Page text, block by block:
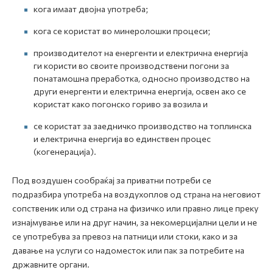
кога имаат двојна употреба;
кога се користат во минеролошки процеси;
производителот на енергенти и електрична енергија
ги користи во своите производствени погони за
понатамошна преработка, односно производство на
други енергенти и електрична енергија, освен ако се
користат како погонско гориво за возила и
се користат за заедничко производство на топлинска
и електрична енергија во единствен процес
(когенерација).
Под воздушен сообраќај за приватни потреби се
подразбира употреба на воздухоплов од страна на неговиот
сопственик или од страна на физичко или правно лице преку
изнајмување или на друг начин, за некомерцијални цели и не
се употребува за превоз на патници или стоки, како и за
давање на услуги со надоместок или пак за потребите на
државните органи.